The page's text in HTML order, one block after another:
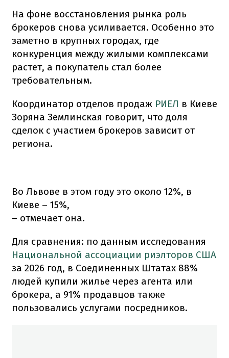
На фоне восстановления рынка роль
брокеров снова усиливается. Особенно это
заметно в крупных городах, где
конкуренция между жилыми комплексами
растет, а покупатель стал более
требовательным.
Координатор отделов продаж РИЕЛ в Киеве
Зоряна Землинская говорит, что доля
сделок с участием брокеров зависит от
региона.
Во Львове в этом году это около 12%, в
Киеве – 15%,
– отмечает она.
Для сравнения: по данным исследования
Национальной ассоциации риэлторов США
за 2026 год, в Соединенных Штатах 88%
людей купили жилье через агента или
брокера, а 91% продавцов также
пользовались услугами посредников.